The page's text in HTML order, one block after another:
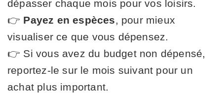
dépasser chaque mois pour vos loisirs.
👉 Payez en espèces , pour mieux
visualiser ce que vous dépensez.
👉 Si vous avez du budget non dépensé,
reportez-le sur le mois suivant pour un
achat plus important.